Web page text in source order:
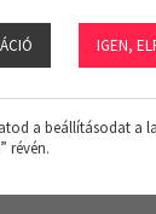
IGEN,
a beállításodat a
révén.